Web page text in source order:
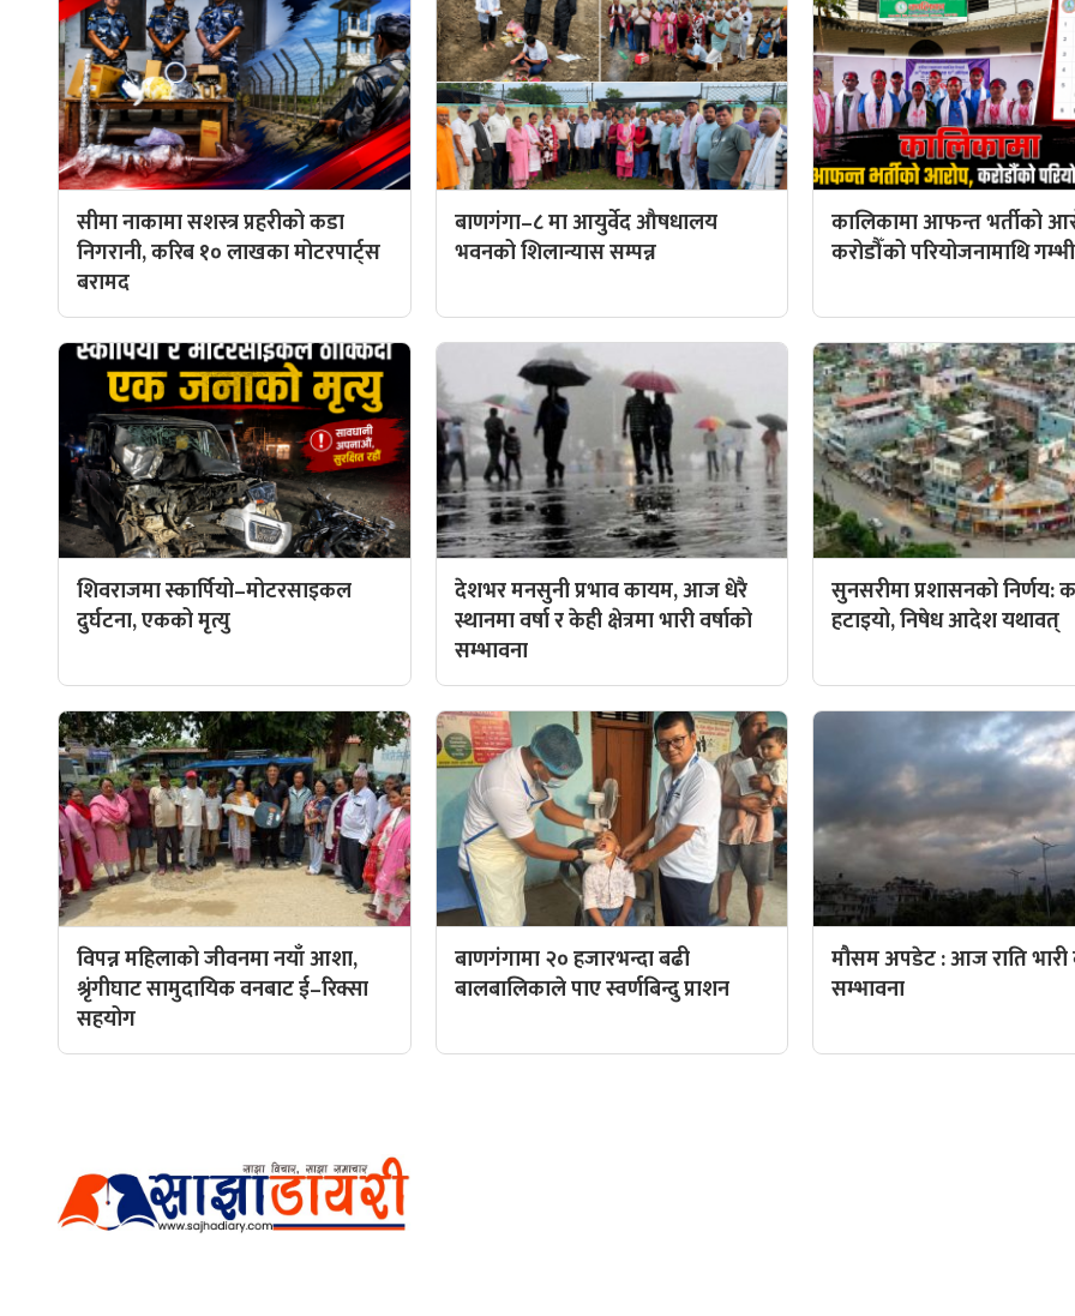
सीमा नाकामा सशस्त्र प्रहरीको कडा
निगरानी, करिब १० लाखका मोटरपार्ट्स
बरामद
बाणगंगा–८ मा आयुर्वेद औषधालय
भवनको शिलान्यास सम्पन्न
कालिकामा आफन्त भर्तीको
करोडौँको परियोजनामाथि
शिवराजमा स्कार्पियो–मोटरसाइकल
दुर्घटना, एकको मृत्यु
देशभर मनसुनी प्रभाव कायम, आज धेरै
स्थानमा वर्षा र केही क्षेत्रमा भारी वर्षाको
सम्भावना
सुनसरीमा प्रशासनको निर्णय:
हटाइयो, निषेध आदेश यथावत्
विपन्न महिलाको जीवनमा नयाँ आशा,
श्रृंगीघाट सामुदायिक वनबाट ई–रिक्सा
सहयोग
बाणगंगामा २० हजारभन्दा बढी
बालबालिकाले पाए स्वर्णबिन्दु प्राशन
मौसम अपडेट : आज राति भारी
सम्भावना